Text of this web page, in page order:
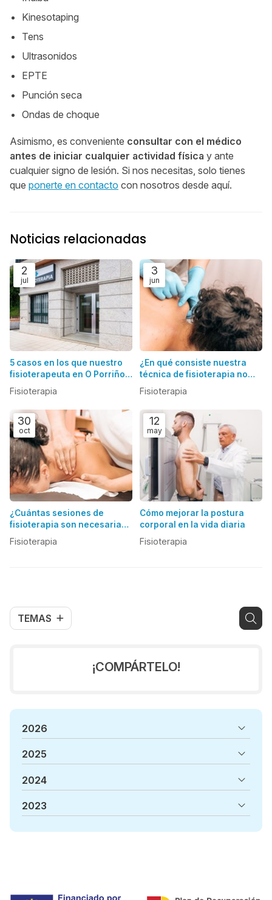
TEMAS
Kinesotaping
Tens
Ultrasonidos
EPTE
Punción seca
Ondas de choque
Asimismo, es conveniente consultar con el médico
antes de iniciar cualquier actividad física y ante
cualquier signo de lesión. Si nos necesitas, solo tienes
que ponerte en contacto con nosotros desde aquí.
Noticias relacionadas
2
jul
5 casos en los que nuestro
fisioterapeuta en O Porriño
puede ayudarte
Fisioterapia
3
jun
¿En qué consiste nuestra
técnica de fisioterapia no
invasiva en O Porriño?
Fisioterapia
30
oct
¿Cuántas sesiones de
fisioterapia son necesarias
para tratar una lesión
muscular?
Fisioterapia
12
may
Cómo mejorar la postura
corporal en la vida diaria
Fisioterapia
¡COMPÁRTELO!
2026
2025
2024
2023